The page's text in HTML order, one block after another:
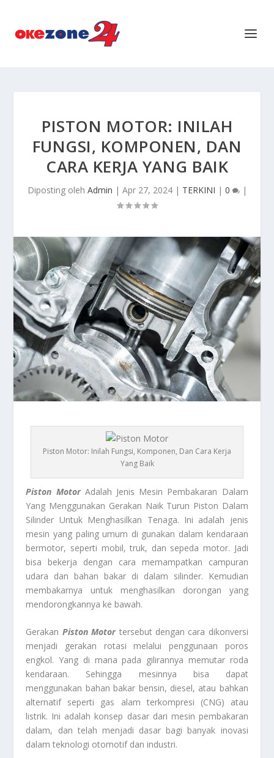
PISTON MOTOR: INILAH
FUNGSI, KOMPONEN, DAN
CARA KERJA YANG BAIK
Diposting oleh Admin | Apr 27, 2024| TERKINI | 0 |
Piston Motor: Inilah Fungsi, Komponen, Dan Cara Kerja
Yang Baik
Piston Motor Adalah Jenis Mesin Pembakaran Dalam
Yang Menggunakan Gerakan Naik Turun Piston Dalam
Silinder Untuk Menghasilkan Tenaga. Ini adalah jenis
mesin yang paling umum di gunakan dalam kendaraan
bermotor, seperti mobil, truk, dan sepeda motor. Jadi
bisa bekerja dengan cara memampatkan campuran
udara dan bahan bakar di dalam silinder. Kemudian
membakarnya untuk menghasilkan dorongan yang
mendorongkannya ke bawah.
Gerakan Piston Motortersebut dengan cara dikonversi
menjadi gerakan rotasi melalui penggunaan poros
engkol. Yang di mana pada gilirannya memutar roda
kendaraan. Sehingga mesinnya bisa dapat
menggunakan bahan bakar bensin, diesel, atau bahkan
alternatif seperti gas alam terkompresi (CNG) atau
listrik. Ini adalah konsep dasar dari mesin pembakaran
dalam, dan telah menjadi dasar bagi banyak inovasi
dalam teknologi otomotif dan industri.